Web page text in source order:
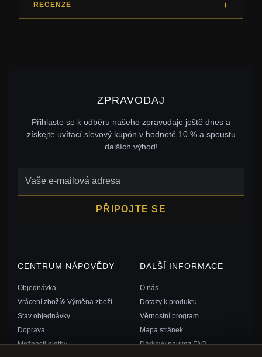
RECENZE
ZPRAVODAJ
Přihlaste se k odběru našeho zpravodaje ještě dnes a
získejte uvítací slevový kupón v hodnotě 10 % a spoustu
dalších výhod!
PŘIPOJTE SE
CENTRUM NÁPOVĚDY
Objednávka
Vrácení zboží& Výměna zboží
Stav objednávky
Doprava
Možnosti platby
DALŠÍ INFORMACE
O nás
Dotazy k produktu
Věrnostní program
Mapa stránek
Dárkový poukaz FAQ